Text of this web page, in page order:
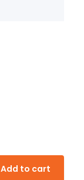
Add to cart